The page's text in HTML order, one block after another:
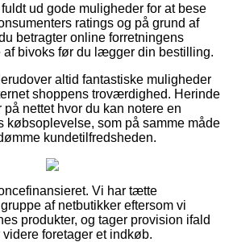
ud gode muligheder for at bese
ratings og på grund af
betragter online forretningens
bivoks før du lægger din bestilling.
altid fantastiske muligheder
shoppens troværdighed. Herinde
nettet hvor du kan notere en
købsoplevelse, som på samme måde
kundetilfredsheden.
Vi har tætte
af netbutikker eftersom vi
produkter, og tager provision ifald
foretager et indkøb.